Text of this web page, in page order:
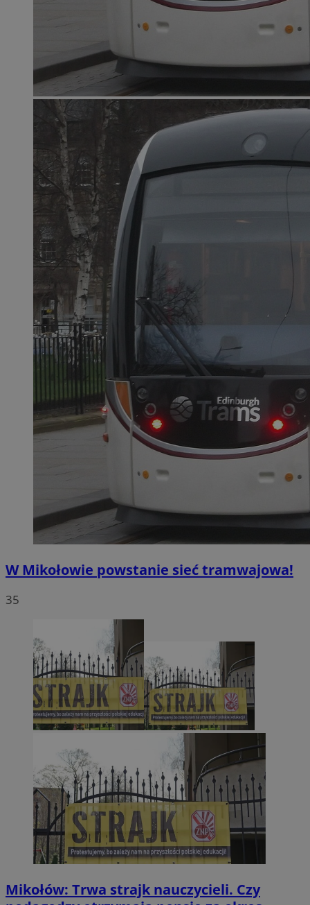
W Mikołowie powstanie sieć tramwajowa!
35
Mikołów: Trwa strajk nauczycieli. Czy